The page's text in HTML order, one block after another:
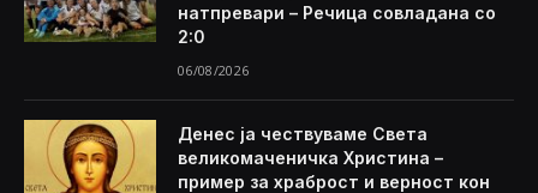
натпревари – Речица совладана со
2:0
06/08/2026
Денес ја чествуваме Света
великомаченичка Христина –
пример за храброст и верност кон